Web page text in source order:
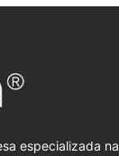
especializada na